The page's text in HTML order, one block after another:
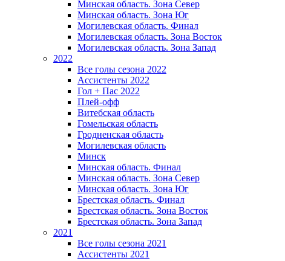
Минская область. Зона Север
Минская область. Зона Юг
Могилевская область. Финал
Могилевская область. Зона Восток
Могилевская область. Зона Запад
2022
Все голы сезона 2022
Ассистенты 2022
Гол + Пас 2022
Плей-офф
Витебская область
Гомельская область
Гродненская область
Могилевская область
Минск
Mинская область. Финал
Минская область. Зона Север
Минская область. Зона Юг
Брестская область. Финал
Брестская область. Зона Восток
Брестская область. Зона Запад
2021
Все голы сезона 2021
Ассистенты 2021